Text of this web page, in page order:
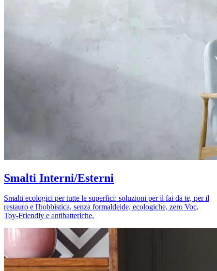
Smalti Interni/Esterni
Smalti ecologici per tutte le superfici: soluzioni per il fai da te, per il
restauro e l'hobbistica, senza formaldeide, ecologiche, zero Voc,
Toy-Friendly e antibatteriche.